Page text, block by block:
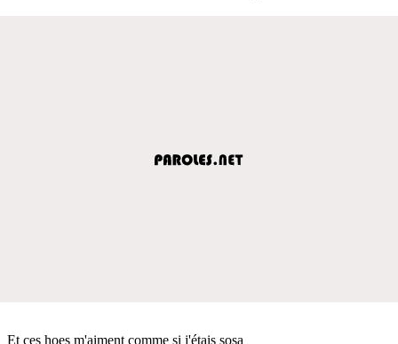
Et ces hoes m'aiment comme si j'étais sosa